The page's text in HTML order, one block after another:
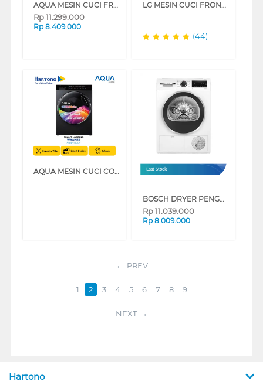
AQUA MESIN CUCI FRONT LOADING WASHER 12 KG AW12-BPD4377U1L
Rp11.299.000
Rp 8.409.000
LG MESIN CUCI FRONT LOADING WASHER 11 KG FV1411S5WN
(44)
AQUA MESIN CUCI COLOR TOUCH AI FRONT LOADING WASHER 11 KG FQW-1160DF Last Stock
BOSCH DRYER PENGERING ELECTRIC DRYER 9 KG WQG24200ID
Rp11.039.000
Rp 8.009.000
PREV
1 2 3 4 5 6 7 8 9
NEXT
Hartono